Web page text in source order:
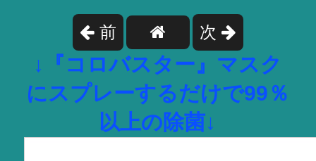
前 次
↓『コロバスター』マスク
にスプレーするだけで99％
以上の除菌↓